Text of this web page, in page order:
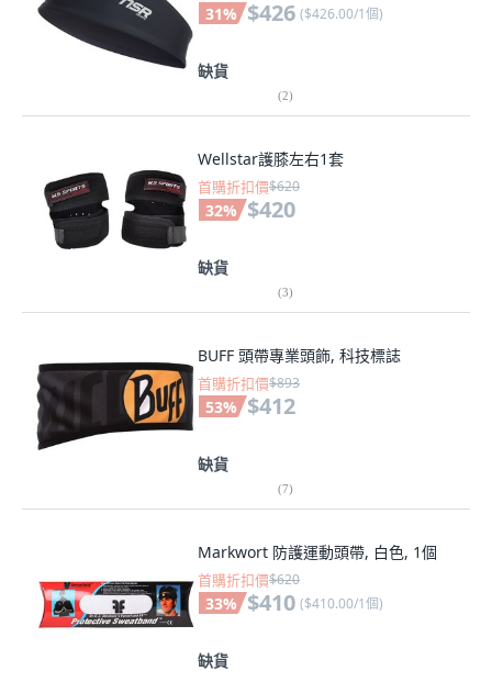
31% $426 ($426.00/1個)
缺貨
(2)
Wellstar護膝左右1套
首購折扣價$620
32% $420
缺貨
(3)
BUFF 頭帶專業頭飾, 科技標誌
首購折扣價$893
53% $412
缺貨
(7)
Markwort 防護運動頭帶, 白色, 1個
首購折扣價$620
33% $410 ($410.00/1個)
缺貨